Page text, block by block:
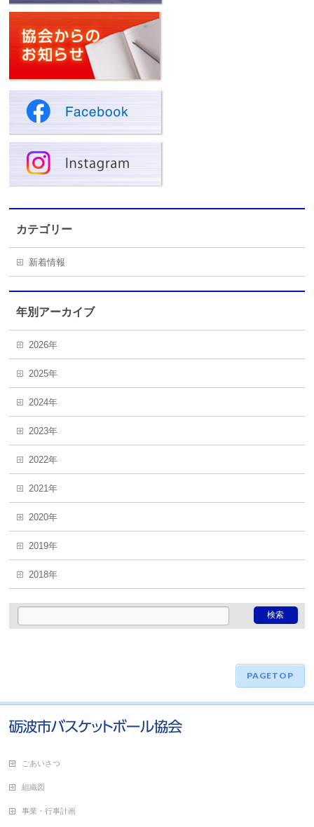
カテゴリー
新着情報
年別アーカイブ
2026年
2025年
2024年
2023年
2022年
2021年
2020年
2019年
2018年
PAGETOP
ごあいさつ
組織図
事業・行事計画